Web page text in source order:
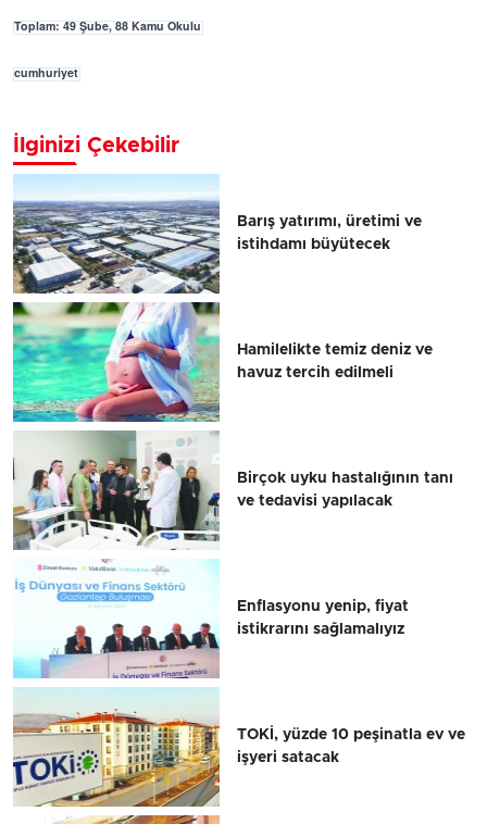
Toplam: 49 Şube, 88 Kamu Okulu
cumhuriyet
İlginizi Çekebilir
Barış yatırımı, üretimi ve
istihdamı büyütecek
Hamilelikte temiz deniz ve
havuz tercih edilmeli
Birçok uyku hastalığının tanı
ve tedavisi yapılacak
Enflasyonu yenip, fiyat
istikrarını sağlamalıyız
TOKİ, yüzde 10 peşinatla ev ve
işyeri satacak